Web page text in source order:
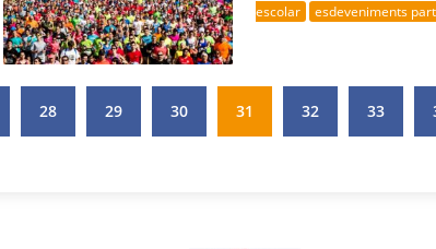
escolar
esdeveniments
28 29 30 31 32 33